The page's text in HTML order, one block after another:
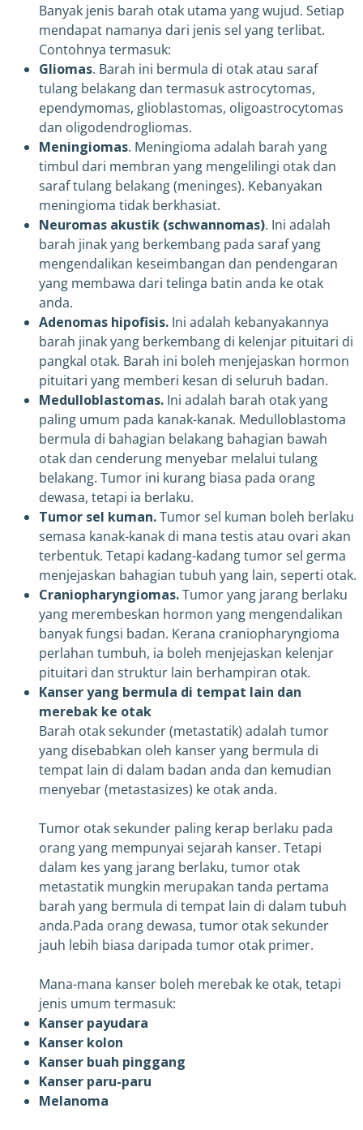
Banyak jenis barah otak utama yang wujud. Setiap
mendapat namanya dari jenis sel yang terlibat.
Contohnya termasuk:
Gliomas. Barah ini bermula di otak atau saraf
tulang belakang dan termasuk astrocytomas,
ependymomas, glioblastomas, oligoastrocytomas
dan oligodendrogliomas.
Meningiomas. Meningioma adalah barah yang
timbul dari membran yang mengelilingi otak dan
saraf tulang belakang (meninges). Kebanyakan
meningioma tidak berkhasiat.
Neuromas akustik (schwannomas). Ini adalah
barah jinak yang berkembang pada saraf yang
mengendalikan keseimbangan dan pendengaran
yang membawa dari telinga batin anda ke otak
anda.
Adenomas hipofisis. Ini adalah kebanyakannya
barah jinak yang berkembang di kelenjar pituitari di
pangkal otak. Barah ini boleh menjejaskan hormon
pituitari yang memberi kesan di seluruh badan.
Medulloblastomas. Ini adalah barah otak yang
paling umum pada kanak-kanak. Medulloblastoma
bermula di bahagian belakang bahagian bawah
otak dan cenderung menyebar melalui tulang
belakang. Tumor ini kurang biasa pada orang
dewasa, tetapi ia berlaku.
Tumor sel kuman.Tumor sel kuman boleh berlaku
semasa kanak-kanak di mana testis atau ovari akan
terbentuk. Tetapi kadang-kadang tumor sel germa
menjejaskan bahagian tubuh yang lain, seperti otak.
Craniopharyngiomas.Tumor yang jarang berlaku
yang merembeskan hormon yang mengendalikan
banyak fungsi badan. Kerana craniopharyngioma
perlahan tumbuh, ia boleh menjejaskan kelenjar
pituitari dan struktur lain berhampiran otak.
Kanser yang bermula di tempat lain dan
merebak ke otak
Barah otak sekunder (metastatik) adalah tumor
yang disebabkan oleh kanser yang bermula di
tempat lain di dalam badan anda dan kemudian
menyebar (metastasizes) ke otak anda.
Tumor otak sekunder paling kerap berlaku pada
orang yang mempunyai sejarah kanser. Tetapi
dalam kes yang jarang berlaku, tumor otak
metastatik mungkin merupakan tanda pertama
barah yang bermula di tempat lain di dalam tubuh
anda.Pada orang dewasa, tumor otak sekunder
jauh lebih biasa daripada tumor otak primer.
Mana-mana kanser boleh merebak ke otak, tetapi
jenis umum termasuk:
Kanser payudara
Kanser kolon
Kanser buah pinggang
Kanser paru-paru
Melanoma